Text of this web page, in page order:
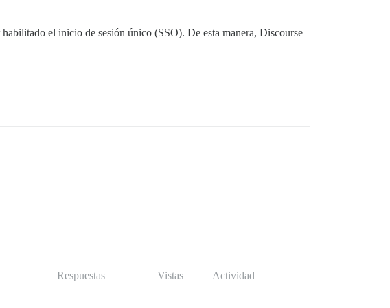
el inicio de sesión único (SSO). De esta manera, Discourse
Respuestas Vistas Actividad